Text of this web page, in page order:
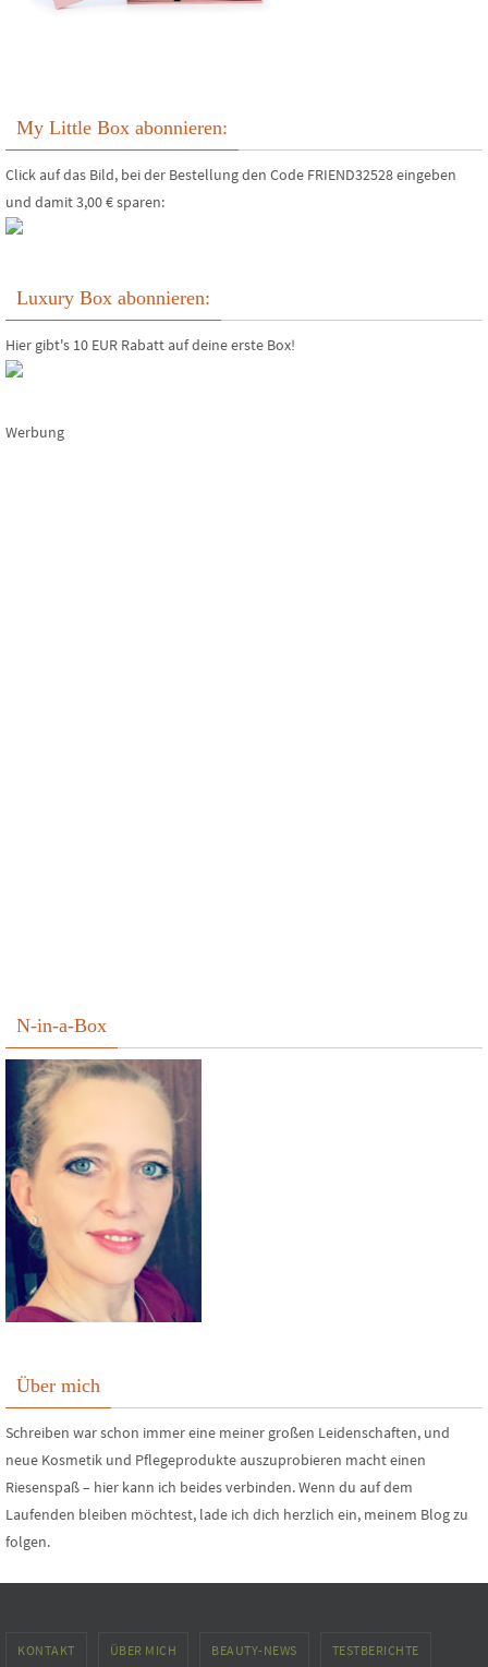
My Little Box abonnieren:
Click auf das Bild, bei der Bestellung den Code FRIEND32528 eingeben
und damit 3,00 € sparen:
Luxury Box abonnieren:
Hier gibt's 10 EUR Rabatt auf deine erste Box!
Werbung
N-in-a-Box
Über mich
Schreiben war schon immer eine meiner großen Leidenschaften, und
neue Kosmetik und Pflegeprodukte auszuprobieren macht einen
Riesenspaß – hier kann ich beides verbinden. Wenn du auf dem
Laufenden bleiben möchtest, lade ich dich herzlich ein, meinem Blog zu
folgen.
KONTAKT ÜBER MICH BEAUTY-NEWS TESTBERICHTE